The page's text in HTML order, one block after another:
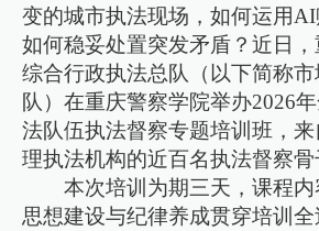
变的城市执法现场，如何运用AI
如何稳妥处置突发矛盾？近日
综合行政执法总队（以下简称
队）在重庆警察学院举办2026
法队伍执法督察专题培训班，
理执法机构的近百名执法督察骨
本次培训为期三天，课程
思想建设与纪律养成贯穿培训